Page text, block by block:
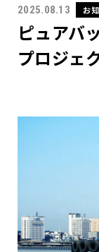
Topics
お知らせ
メディア
2025.08.13 お
ピュアバ
プロジェ